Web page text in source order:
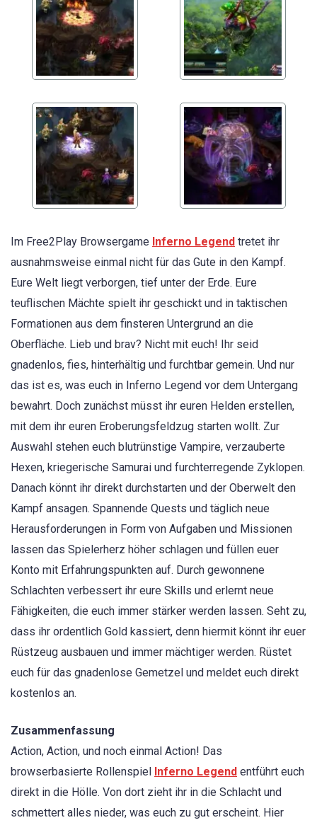
Im Free2Play Browsergame Inferno Legend tretet ihr
ausnahmsweise einmal nicht für das Gute in den Kampf.
Eure Welt liegt verborgen, tief unter der Erde. Eure
teuflischen Mächte spielt ihr geschickt und in taktischen
Formationen aus dem finsteren Untergrund an die
Oberfläche. Lieb und brav? Nicht mit euch! Ihr seid
gnadenlos, fies, hinterhältig und furchtbar gemein. Und nur
das ist es, was euch in Inferno Legend vor dem Untergang
bewahrt. Doch zunächst müsst ihr euren Helden erstellen,
mit dem ihr euren Eroberungsfeldzug starten wollt. Zur
Auswahl stehen euch blutrünstige Vampire, verzauberte
Hexen, kriegerische Samurai und furchterregende Zyklopen.
Danach könnt ihr direkt durchstarten und der Oberwelt den
Kampf ansagen. Spannende Quests und täglich neue
Herausforderungen in Form von Aufgaben und Missionen
lassen das Spielerherz höher schlagen und füllen euer
Konto mit Erfahrungspunkten auf. Durch gewonnene
Schlachten verbessert ihr eure Skills und erlernt neue
Fähigkeiten, die euch immer stärker werden lassen. Seht zu,
dass ihr ordentlich Gold kassiert, denn hiermit könnt ihr euer
Rüstzeug ausbauen und immer mächtiger werden. Rüstet
euch für das gnadenlose Gemetzel und meldet euch direkt
kostenlos an.
Zusammenfassung
Action, Action, und noch einmal Action! Das
browserbasierte Rollenspiel Inferno Legend entführt euch
direkt in die Hölle. Von dort zieht ihr in die Schlacht und
schmettert alles nieder, was euch zu gut erscheint. Hier